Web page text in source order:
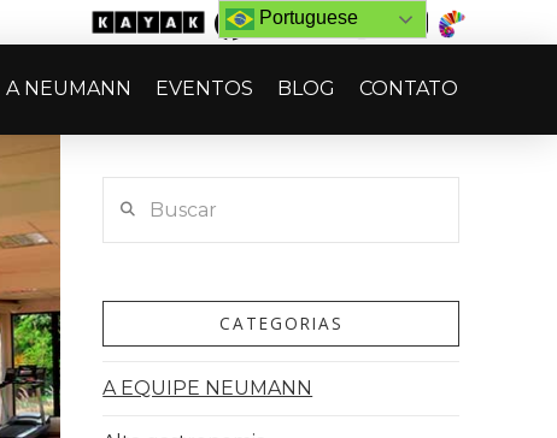
A NEUMANN EVENTOS BLOG CONTATO
CATEGORIAS
A EQUIPE NEUMANN
Portuguese